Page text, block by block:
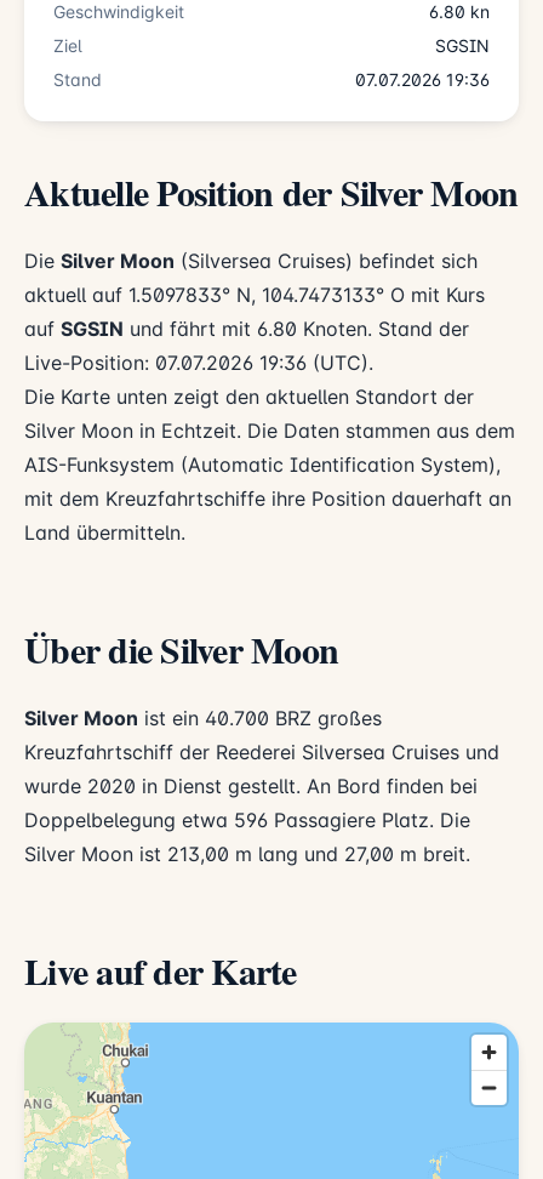
Geschwindigkeit
6.80 kn
Ziel
SGSIN
Stand
07.07.2026 19:36
Aktuelle Position der Silver Moon
Die Silver Moon (Silversea Cruises) befindet sich
aktuell auf 1.5097833° N, 104.7473133° O mit Kurs
auf SGSIN und fährt mit 6.80 Knoten. Stand der
Live-Position: 07.07.2026 19:36 (UTC).
Die Karte unten zeigt den aktuellen Standort der
Silver Moon in Echtzeit. Die Daten stammen aus dem
AIS-Funksystem (Automatic Identification System),
mit dem Kreuzfahrtschiffe ihre Position dauerhaft an
Land übermitteln.
Über die Silver Moon
Silver Moon ist ein 40.700 BRZ großes
Kreuzfahrtschiff der Reederei Silversea Cruises und
wurde 2020 in Dienst gestellt. An Bord finden bei
Doppelbelegung etwa 596 Passagiere Platz. Die
Silver Moon ist 213,00 m lang und 27,00 m breit.
Live auf der Karte